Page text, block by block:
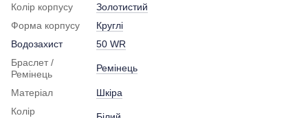
Колір корпусу
Золотистий
Форма корпусу
Круглі
Водозахист
50 WR
Браслет /
Ремінець
Ремінець
Матеріал
Шкіра
Колір